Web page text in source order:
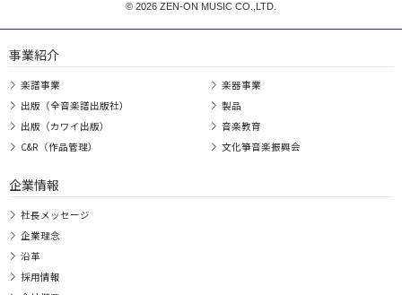
© 2026 ZEN-ON MUSIC CO.,LTD.
事業紹介
楽譜事業
出版（全音楽譜出版社）
出版（カワイ出版）
C&R（作品管理）
楽器事業
製品
音楽教育
文化箏音楽振興会
企業情報
社長メッセージ
企業理念
沿革
採用情報